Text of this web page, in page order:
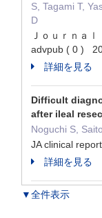
S, Tagami T,
D
Ｊｏｕｒｎａ
advpub ( 0 )
詳細を見る
Difficult
after ileal
Noguchi S,
JA clinical
詳細を見る
▼全件表示